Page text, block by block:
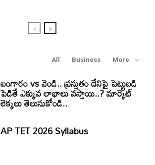
All Business More
బంగారం vs వెండి.. ప్రస్తుతం దేనిపై పెట్టుబడి
పెడితే ఎక్కువ లాభాలు వస్తాయి..? మార్కెట్
లెక్కలు తెలుసుకోండి..
AP TET 2026 Syllabus